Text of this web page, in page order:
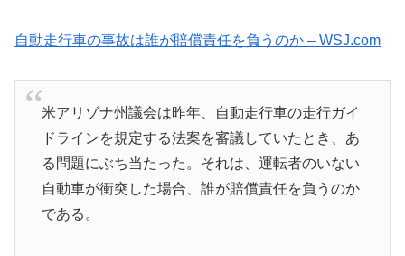
自動走行車の事故は誰が賠償責任を負うのか – WSJ.com
米アリゾナ州議会は昨年、自動走行車の走行ガイ
ドラインを規定する法案を審議していたとき、あ
る問題にぶち当たった。それは、運転者のいない
自動車が衝突した場合、誰が賠償責任を負うのか
である。